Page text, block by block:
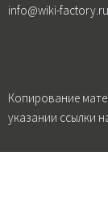
info@wiki-factory.ru
Копирование
указании ссылки